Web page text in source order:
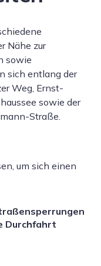
Nähe zur
sowie
sich entlang der
Weg, Ernst-
sowie der
Straße.
um sich einen
Durchfahrt